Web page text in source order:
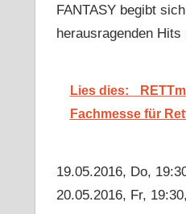
FANTASY begibt
herausragenden
Lies dies:
Fachmesse für
19.05.2016, Do,
20.05.2016, Fr,